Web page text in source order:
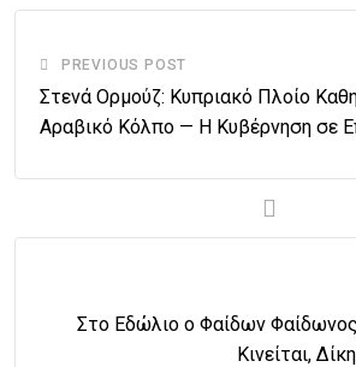
PREVIOUS POST
Στενά Ορμούζ: Κυπριακό Πλοίο
Αραβικό Κόλπο — Η Κυβέρνηση σε
Στο Εδώλιο ο Φαίδων
Κινείται,